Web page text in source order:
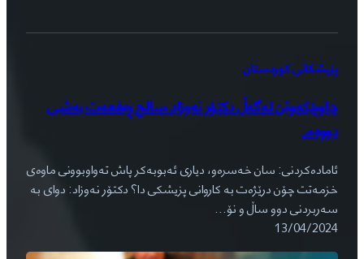
پزیشکانی کوردستان
چاوپێکەوتن لەگەڵ دکتۆر نەوزاد سالح ڕەفعەت بەشی
دووەم
ئامادەکردنی: سان خەسرەو، دیاری ئەبوبەکر پاش تەواوبوونی ماوەی
خزمەتت چۆن درێژەت بە کاروانی پزیشکی دا؟ دکتۆر نەوزاد: دوای بە
سەربردنی دوو ساڵ و نۆ…
13/04/2024